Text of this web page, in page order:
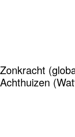
Zonkracht
Achthuizen